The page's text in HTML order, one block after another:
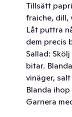
Tillsätt
fraiche, dill,
Låt puttra
dem precis
Sallad:
bitar.
vinäger,
Blanda
Garnera